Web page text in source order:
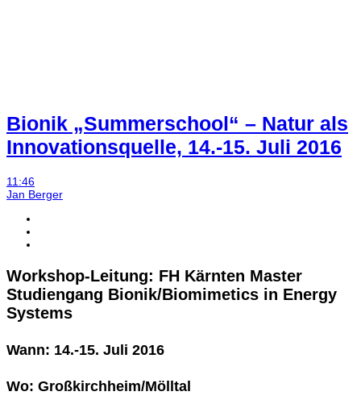
Bionik „Summerschool“ – Natur als
Innovationsquelle, 14.-15. Juli 2016
11:46
Jan Berger
Workshop-Leitung: FH Kärnten Master
Studiengang Bionik/Biomimetics in Energy
Systems
Wann: 14.-15. Juli 2016
Wo: Großkirchheim/Mölltal